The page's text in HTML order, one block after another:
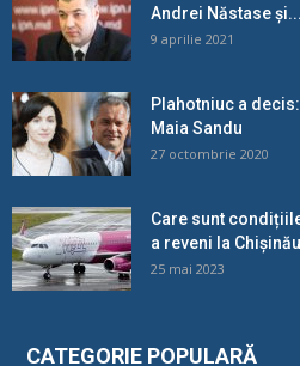
Andrei Năstase și...
9 aprilie 2021
Plahotniuc a
Maia Sandu
27 octombrie 2020
Care sunt
a reveni la Chișinău
25 mai 2023
CATEGORIE POPULARĂ